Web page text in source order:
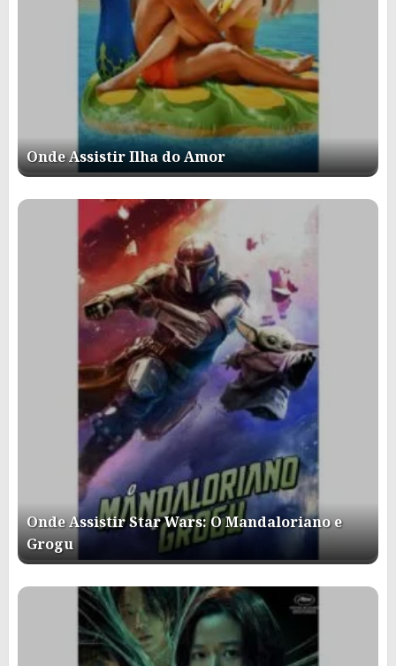
Onde Assistir Ilha do Amor
Onde Assistir Star Wars: O Mandaloriano e
Grogu